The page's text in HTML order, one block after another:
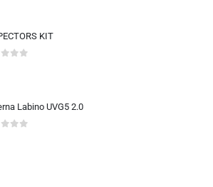
KIT
Labino UVG5 2.0